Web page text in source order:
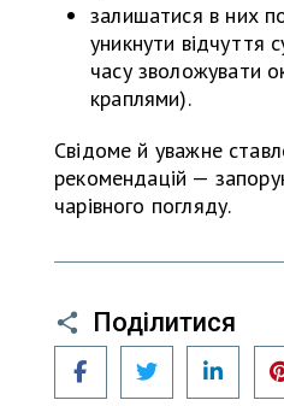
залишатися в них
уникнути відчуття
часу зволожувати
краплями).
Свідоме й уважне
рекомендацій —
чарівного погляду.
Поділитися
Facebook Twitter